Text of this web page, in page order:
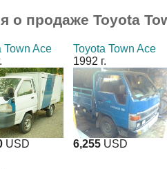
о продаже Toyota
Town Ace
USD
Toyota Town Ace
1992 г.
6,255 USD